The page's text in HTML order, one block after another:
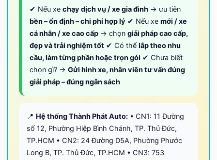
✔ Nếu xe chạy dịch vụ / xe gia đình → ưu tiên
bền – ổn định – chi phí hợp lý ✔ Nếu xe mới / xe
cá nhân / xe cao cấp → chọn giải pháp cao cấp,
đẹp và trải nghiệm tốt ✔ Có thể lắp theo nhu
cầu, làm từng phần hoặc trọn gói ✔ Chưa biết
chọn gì? → Gửi hình xe, nhân viên tư vấn đúng
giải pháp – đúng ngân sách
📍 Hệ thống Thành Phát Auto: • CN1: 11 Đường
số 12, Phường Hiệp Bình Chánh, TP. Thủ Đức,
TP.HCM • CN2: 24 Đường D5A, Phường Phước
Long B, TP. Thủ Đức, TP.HCM • CN3: 753